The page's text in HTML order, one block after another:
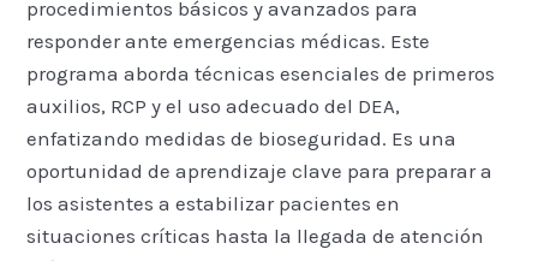
procedimientos básicos y avanzados para
responder ante emergencias médicas. Este
programa aborda técnicas esenciales de primeros
auxilios, RCP y el uso adecuado del DEA,
enfatizando medidas de bioseguridad. Es una
oportunidad de aprendizaje clave para preparar a
los asistentes a estabilizar pacientes en
situaciones críticas hasta la llegada de atención